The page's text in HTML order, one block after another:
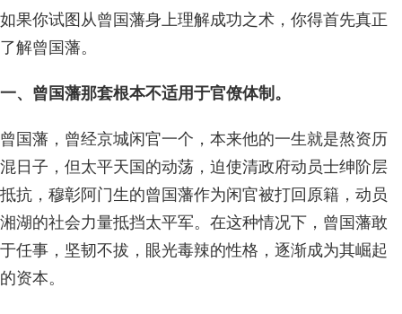
如果你试图从曾国藩身上理解成功之术，你得首先真正
了解曾国藩。
一、曾国藩那套根本不适用于官僚体制。
曾国藩，曾经京城闲官一个，本来他的一生就是熬资历
混日子，但太平天国的动荡，迫使清政府动员士绅阶层
抵抗，穆彰阿门生的曾国藩作为闲官被打回原籍，动员
湘湖的社会力量抵挡太平军。在这种情况下，曾国藩敢
于任事，坚韧不拔，眼光毒辣的性格，逐渐成为其崛起
的资本。